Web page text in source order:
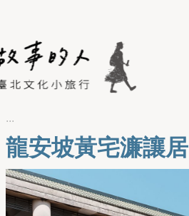
:::
龍安坡黃宅濂讓居